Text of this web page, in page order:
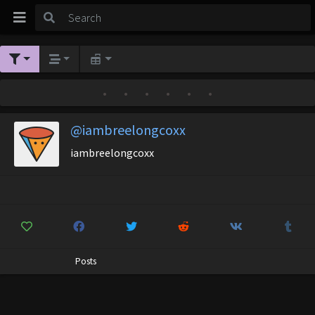
@iambreelongcoxx
iambreelongcoxx
Posts
• • • • • •